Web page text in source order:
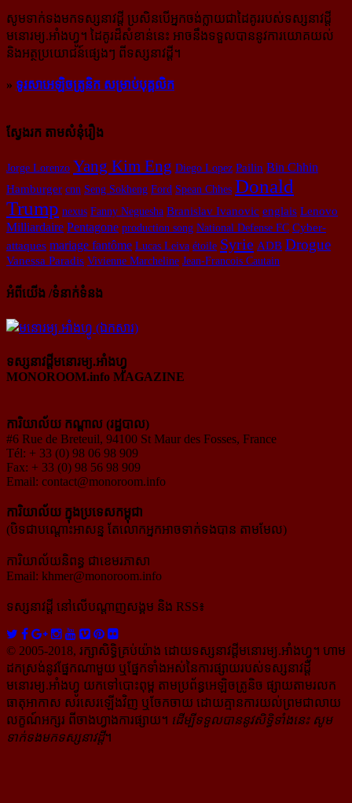
សូម​ទាក់ទង​មក​ទស្សនាវដ្ដី ប្រសិន​បើ​អ្នក​ចង់​ក្លាយ​ជា​ដៃគូរ​របស់​ទស្សនាវដ្ដី​
មនោរម្យ.អាំងហ្វូ។ ដៃ​គូរ​ដ៏​សំខាន់​នេះ អាច​នឹង​ទទួល​បាន​នូវ​ការ​យោគយល់
និង​អត្ថ​ប្រយោជន៍​ផ្សេងៗ ពីទស្សនាវដ្ដី។
» ទូរសាអេឡិចត្រូនិក សម្រាប់បុគ្គលិក
ស្វែងរក តាមសំនុំរឿង
Jorge Lorenzo Yang Kim Eng Diego Lopez Pailin Bin Chhin
Hamburger cnn Seng Sokheng Ford Spean Chhes Donald
Trump nexus Fanny Neguesha Branislav Ivanovic englais Lenovo
Milliardaire Pentagone production song National Defense FC Cyber-
attaques mariage fantôme Lucas Leiva étoile Syrie ADB Drogue
Vanessa Paradis Vivienne Marcheline Jean-Francois Cautain
អំពីយើង /ទំនាក់ទំនង
ទស្សនាវដ្ដីមនោរម្យ.អាំងហ្វូ
MONOROOM.info MAGAZINE
ការិយាល័យ កណ្ដាល (រដ្ឋបាល)
#6 Rue de Breteuil, 94100 St Maur des Fosses, France
Tél: + 33 (0) 98 06 98 909
Fax: + 33 (0) 98 56 98 909
Email: contact@monoroom.info
ការិយាល័យ ក្នុង​ប្រទេស​កម្ពុជា
(បិទជាបណ្ដោះអាសន្ន តែលោកអ្នកអាចទាក់ទងបាន តាមមែល)
ការិយាល័យនិពន្ធ ជាខេមរភាសា
Email: khmer@monoroom.info
ទស្សនាវដ្ដី​ នៅលើបណ្ដាញសង្គម និង RSS៖
© 2005-2018, រក្សាសិទ្ធិគ្រប់យ៉ាង ដោយទស្សនាវដ្ដី​មនោរម្យ.អាំងហ្វូ។ ហាម​
ដក​ស្រង់​នូវ​ផ្នែក​ណា​មួយ​ ឬ​ផ្នែក​ទាំង​អស់​នៃ​ការ​ផ្សាយ​របស់​ទស្សនាវដ្ដី​​
មនោរម្យ.អាំងហ្វូ យក​ទៅ​​បោះពុម្ព តាម​ប្រព័ន្ធ​អេឡិច​ត្រូនិច ផ្សាយ​តាម​រលក​
ធាតុអាកាស សរសេរ​ឡើង​វិញ ឬ​ចែក​ចាយ​ ដោយ​គ្មាន​ការ​យល់ព្រមជា​លាយ​
លក្ខណ៍​អក្សរ​ ពី​ចាងហ្វាង​ការ​ផ្សាយ​។ ដើម្បី​ទទួល​បាននូវសិទ្ធិ​ទាំងនេះ សូម​
ទាក់​ទង​មក​ទស្សនាវដ្ដី។